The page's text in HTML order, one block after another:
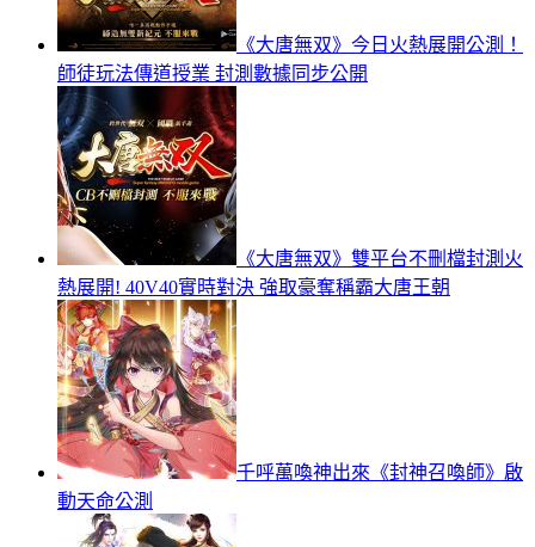
《大唐無双》今日火熱展開公測！
師徒玩法傳道授業 封測數據同步公開
《大唐無双》雙平台不刪檔封測火
熱展開! 40V40實時對決 強取豪奪稱霸大唐王朝
千呼萬喚神出來《封神召喚師》啟
動天命公測